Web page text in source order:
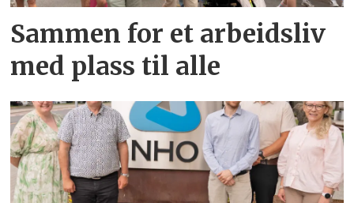
Sammen for et arbeidsliv
med plass til alle